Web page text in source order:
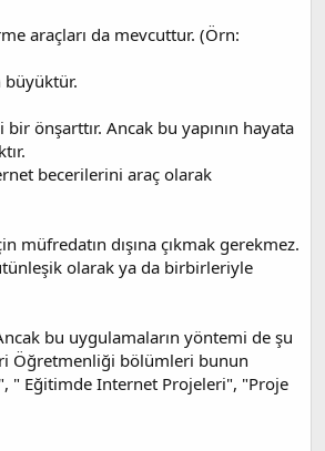
araçları da mevcuttur. (Örn:
büyüktür.
önşarttır. Ancak bu yapının hayata
becerilerini araç olarak
müfredatın dışına çıkmak gerekmez.
olarak ya da birbirleriyle
bu uygulamaların yöntemi de şu
Öğretmenliği bölümleri bunun
" Eğitimde Internet Projeleri", "Proje